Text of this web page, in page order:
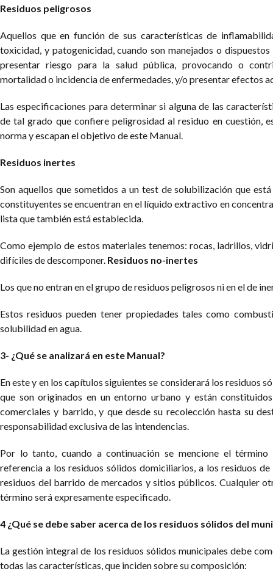
Residuos peligrosos
Aquellos que en función de sus características de
toxicidad, y patogenicidad, cuando son manejados o
presentar riesgo para la salud pública, provocando o
mortalidad o incidencia de enfermedades, y/o presentar efectos
Las especificaciones para determinar si alguna de las
de tal grado que confiere peligrosidad al residuo en cuestión,
norma y escapan el objetivo de este Manual.
Residuos inertes
Son aquellos que sometidos a un test de solubilización que
constituyentes se encuentran en el líquido extractivo en
lista que también está establecida.
Como ejemplo de estos materiales tenemos: rocas, ladrillos,
difíciles de descomponer. Residuos no-inertes
Los que no entran en el grupo de residuos peligrosos ni en el de
Estos residuos pueden tener propiedades tales como
solubilidad en agua.
3- ¿Qué se analizará en este Manual?
En este y en los capítulos siguientes se considerará los residuos
que son originados en un entorno urbano y están
comerciales y barrido, y que desde su recolección hasta su
responsabilidad exclusiva de las intendencias.
Por lo tanto, cuando a continuación se mencione el término
referencia a los residuos sólidos domiciliarios, a los residuos
residuos del barrido de mercados y sitios públicos. Cualquier
término será expresamente especificado.
4 ¿Qué se debe saber acerca de los residuos sólidos del
La gestión integral de los residuos sólidos municipales debe
todas las características, que inciden sobre su composición: